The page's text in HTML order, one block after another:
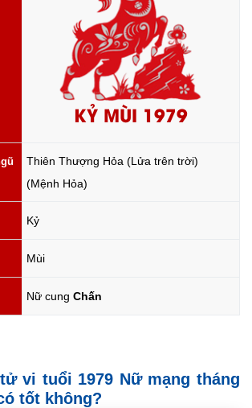
KỶ MÙI 1979
Thiên Thượng Hỏa (Lửa trên trời)
(Mệnh Hỏa)
Kỷ
Mùi
Nữ cung Chấn
vi tuổi 1979 Nữ mạng tháng
tốt không?